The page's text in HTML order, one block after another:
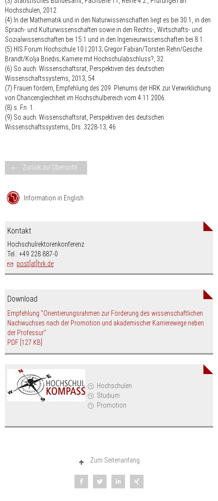
Hochschulen, 2012.
(4) In der Mathematik und in den Naturwissenschaften liegt es bei 30:1, in den
Sprach- und Kultur­wissenschaften sowie in den Rechts-, Wirtschafts- und
Sozial­wissenschaften bei 15:1 und in den Ingenieur­wissenschaften bei 8:1.
(5) HIS:Forum Hochschule 10 | 2013; Gregor Fabian/Torsten Rehn/Gesche
Brandt/Kolja Briedis; Karriere mit Hochschulabschluss?, 32.
(6) So auch: Wissenschaftsrat, Perspektiven des deutschen
Wissenschaftssystems, 2013, 54.
(7) Frauen fördern, Empfehlung des 209. Plenums der HRK zur Verwirklichung
von Chancengleichheit im Hochschulbereich vom 4.11.2006.
(8) s. Fn. 1.
(9) So auch: Wissenschaftsrat, Perspektiven des deutschen
Wissenschaftssystems, Drs. 3228-13, 46.
Zurück zur Übersicht
Hochschulen
Studium
Promotion
Information in English
Kontakt
Hochschulrektorenkonferenz
Tel.: +49 228 887-0
post[at]hrk.de
Download
Empfehlung "Orientierungsrahmen zur Förderung des wissenschaftlichen
Nachwuchses nach der Promotion und akademischer Karrierewege neben
der Professur"
PDF [127 KB]
Zum Seitenanfang